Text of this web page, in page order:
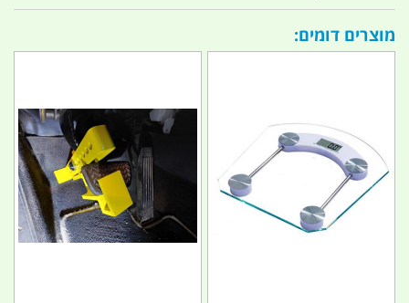
מוצרים דומים: